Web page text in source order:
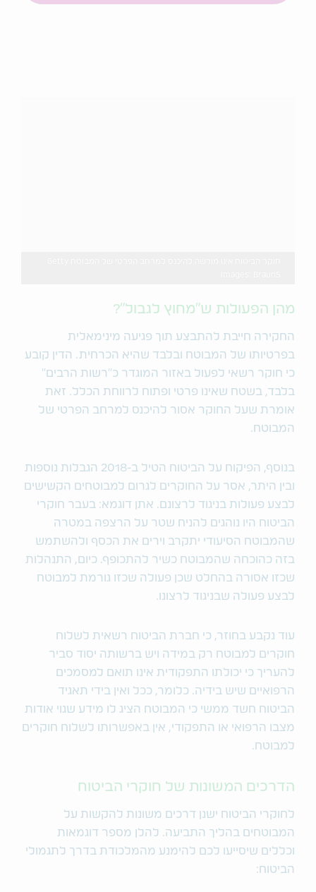
מהן הפעולות ש"מחוץ לגבול"?
החקירה חייבת להתבצע תוך פגיעה מינימאלית
בפרטיותו של המבוטח ובלבד שהיא הכרחית. הדין קובע
כי חוקר רשאי לפעול באזור המוגדר כ"רשות הרבים"
בלבד, בשטח שאינו פרטי ופתוח לרווחת הכלל. זאת
אומרת שעל החוקר אסור להיכנס למרחב הפרטי של
המבוטח.
בנוסף, הפיקוח על הביטוח הטיל ב-2018 הגבלות נוספות
ובין היתר, אסר על החוקרים לגרום למבוטחים הקשישים
לבצע פעולות בניגוד לרצונם. אתן דוגמא: בעבר חוקרי
הביטוח היו נוהגים להניח שטר על הרצפה במטרה
שהמבוטח הסיעודי יתקרב וירים את הכסף ולהשתמש
בזה כהוכחה שהמבוטח כשיר להתכופף. כיום, התנהלות
שכזו אסורה בהחלט שכן פעולה שכזו גורמת למבוטח
לבצע פעולה שבניגוד לרצונו.
עוד נקבע בחוזר, כי חברת הביטוח רשאית לשלוח
חוקרים למבוטח רק במידה ויש ברשותה יסוד סביר
להעריך כי יכולתו התפקודית אינו תואם למסמכים
הרפואיים שיש בידיה. כלומר, ככל ואין בידי תאגיד
הביטוח חשד ממשי כי המבוטח הציג לו מידע שגוי אודות
מצבו הרפואי או התפקודי, אין באפשרותו לשלוח חוקרים
למבוטח.
הדרכים המשונות של חוקרי הביטוח
לחוקרי הביטוח ישנן דרכים משונות להקשות על
המבוטחים בהליך התביעה. להלן מספר דוגמאות
וכללים שיסייעו לכם להימנע מהמלכודת בדרך לתגמולי
הביטוח: